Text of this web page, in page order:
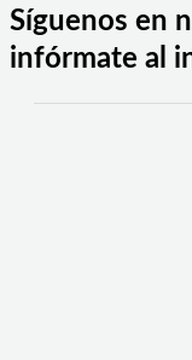
Síguenos en
infórmate al